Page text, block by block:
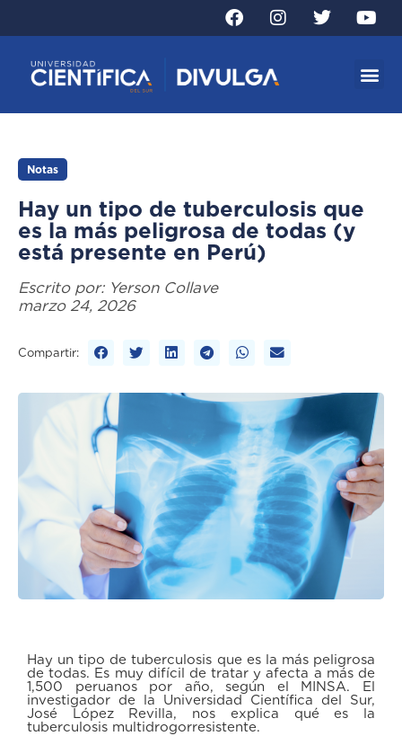
Notas
Hay un tipo de tuberculosis que
es la más peligrosa de todas (y
está presente en Perú)
Escrito por: Yerson Collave
marzo 24, 2026
Compartir:
Hay un tipo de tuberculosis que es la más peligrosa
de todas. Es muy difícil de tratar y afecta a más de
1,500 peruanos por año, según el MINSA. El
investigador de la Universidad Científica del Sur,
José López Revilla, nos explica qué es la
tuberculosis multidrogorresistente.